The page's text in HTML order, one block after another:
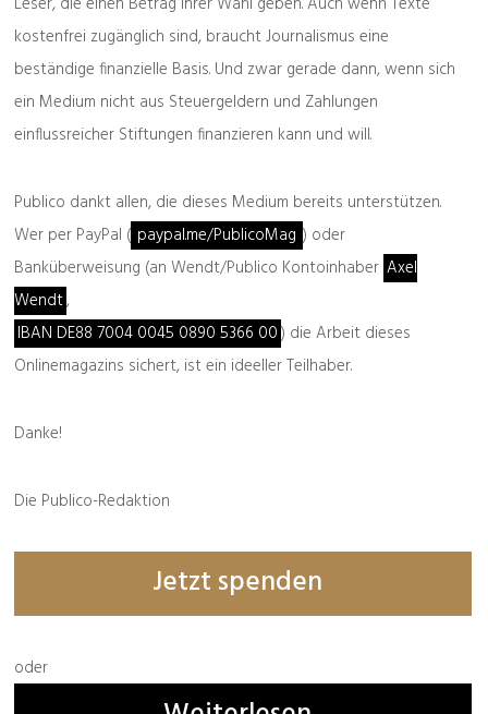
Bestellbarhierundhier
Buchempfehlung
kostenfrei zugänglich sind, braucht Journalismus eine
beständige finanzielle Basis. Und zwar gerade dann, wenn sich
ein Medium nicht aus Steuergeldern und Zahlungen
einflussreicher Stiftungen finanzieren kann und will.
Publico dankt allen, die dieses Medium bereits unterstützen.
Wer per PayPal ( paypal.me/PublicoMag ) oder
Banküberweisung (an Wendt/Publico Kontoinhaber Axel
Wendt,
IBAN DE88 7004 0045 0890 5366 00) die Arbeit dieses
Onlinemagazins sichert, ist ein ideeller Teilhaber.
Danke!
Die Publico-Redaktion
Jetzt spenden
oder